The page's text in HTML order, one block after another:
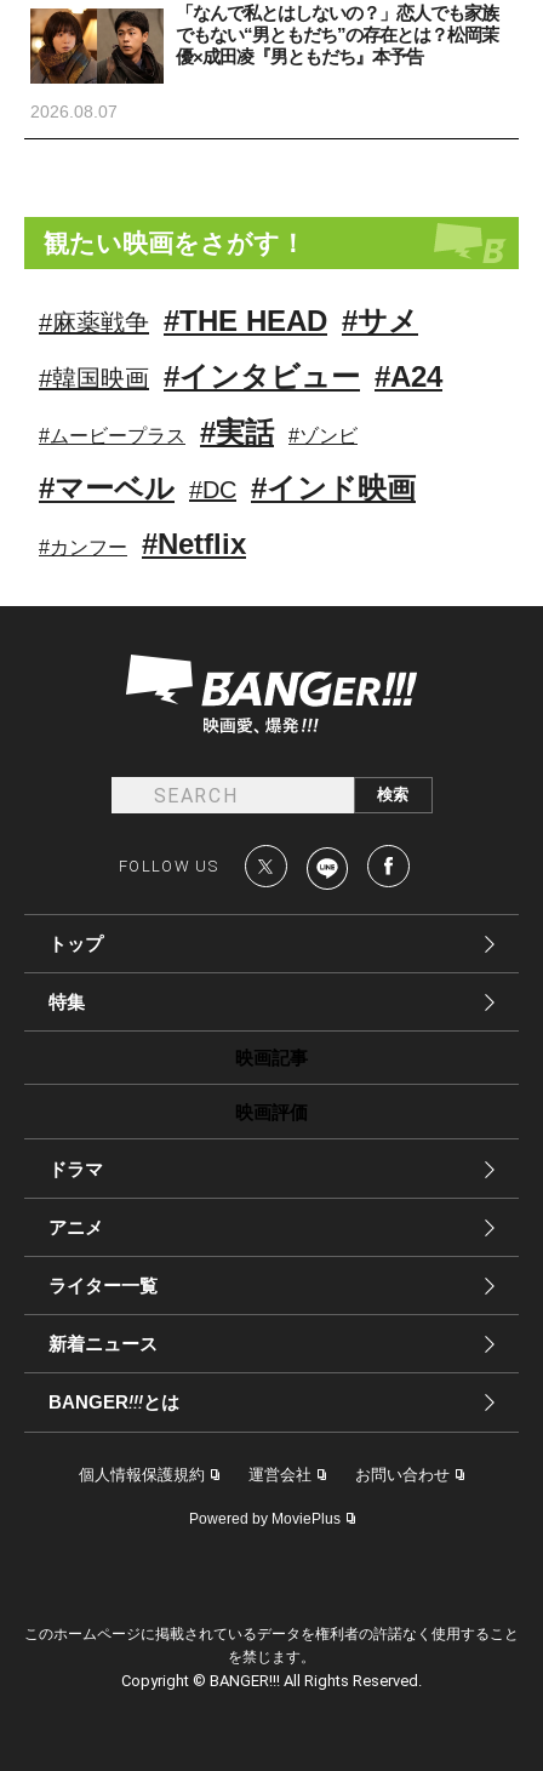
「なんで私とはしないの？」恋人でも家族
でもない“男ともだち”の存在とは？松岡茉
優×成田凌『男ともだち』本予告
2026.08.07
観たい映画をさがす！
#麻薬戦争 #THE HEAD #サメ
#韓国映画 #インタビュー #A24
#ムービープラス #実話 #ゾンビ
#マーベル #DC #インド映画
#カンフー #Netflix
FOLLOW US
トップ
特集
映画記事
映画評価
ドラマ
アニメ
ライター一覧
新着ニュース
BANGER!!!とは
個人情報保護規約 運営会社 お問い合わせ
Powered by MoviePlus
このホームページに掲載されているデータを権利者の許諾なく使用すること
を禁じます。
Copyright © BANGER!!! All Rights Reserved.